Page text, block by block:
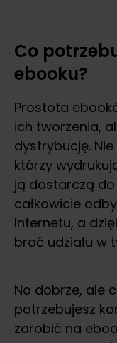
Co
ebooku?
Prostota
ich tworzenia,
dystrybucję.
którzy
ją dostarczą do
całkowicie
Internetu, a
brać udziału w
No dobrze, ale
potrzebujesz
zarobić na